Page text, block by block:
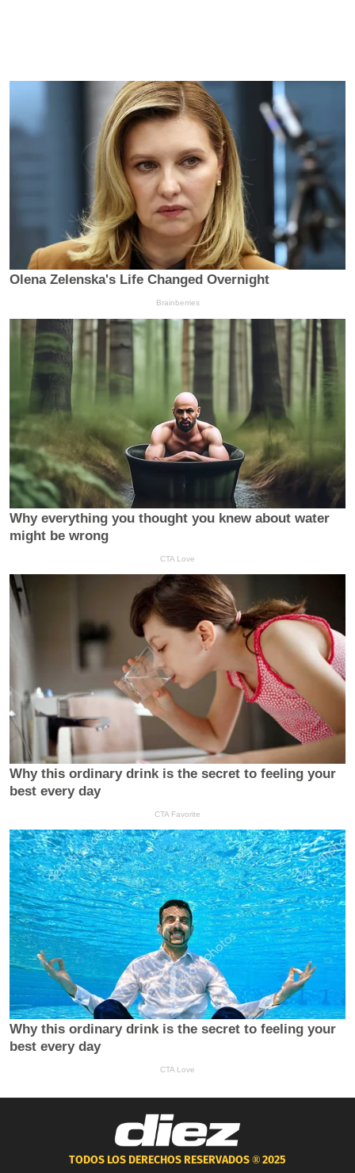
TODOS LOS DERECHOS RESERVADOS ®2025